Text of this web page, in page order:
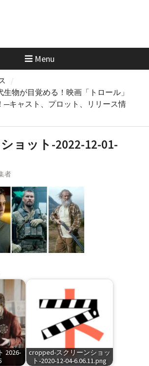
Menu
生物が目覚める！映画「トロール」
─キャスト、プロット、リリース情
ョット-2022-12-01-
者
2026-
cropped-スクリーンショッ
ト-2020-12-04-6.06.11.png